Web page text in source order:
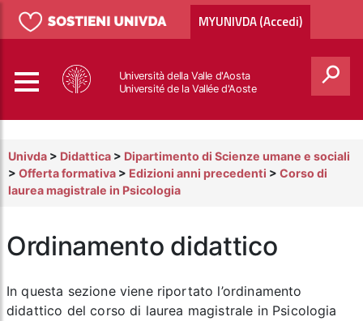
MYUNIVDA (Accedi)
Università della Valle d'Aosta
Université de la Vallée d'Aoste
Univda > Didattica > Dipartimento di Scienze umane e sociali
> Offerta formativa > Edizioni anni precedenti > Corso di
laurea magistrale in Psicologia
Ordinamento didattico
In questa sezione viene riportato l’ordinamento
didattico del corso di laurea magistrale in Psicologia